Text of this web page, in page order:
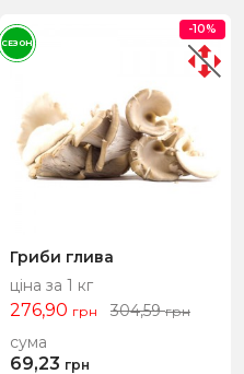
Гриби глива
ціна за 1 кг
276,90 грн 304,59грн
сума
69,23 грн
-10%
СЕЗОН